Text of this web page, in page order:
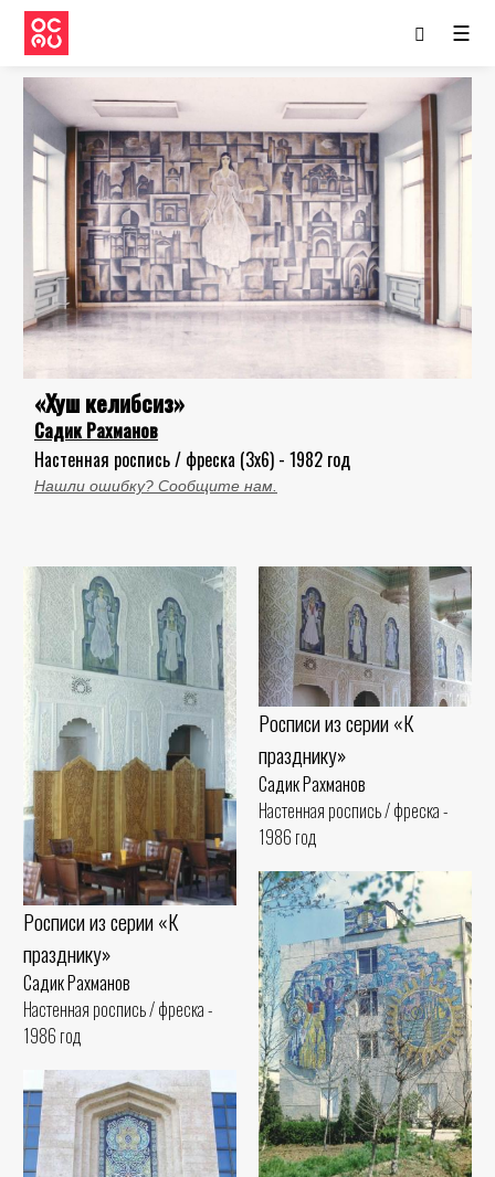
☰
«Хуш келибсиз»
Садик Рахманов
Настенная роспись / фреска (3x6) - 1982 год
Нашли ошибку? Сообщите нам.
Росписи из серии «К
празднику»
Садик Рахманов
Настенная роспись / фреска -
1986 год
Росписи из серии «К
празднику»
Садик Рахманов
Настенная роспись / фреска -
1986 год